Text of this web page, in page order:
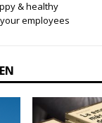
& healthy
employees